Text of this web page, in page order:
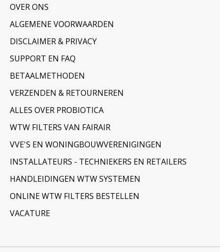
OVER ONS
ALGEMENE VOORWAARDEN
DISCLAIMER & PRIVACY
SUPPORT EN FAQ
BETAALMETHODEN
VERZENDEN & RETOURNEREN
ALLES OVER PROBIOTICA
WTW FILTERS VAN FAIRAIR
VVE'S EN WONINGBOUWVERENIGINGEN
INSTALLATEURS - TECHNIEKERS EN RETAILERS
HANDLEIDINGEN WTW SYSTEMEN
ONLINE WTW FILTERS BESTELLEN
VACATURE